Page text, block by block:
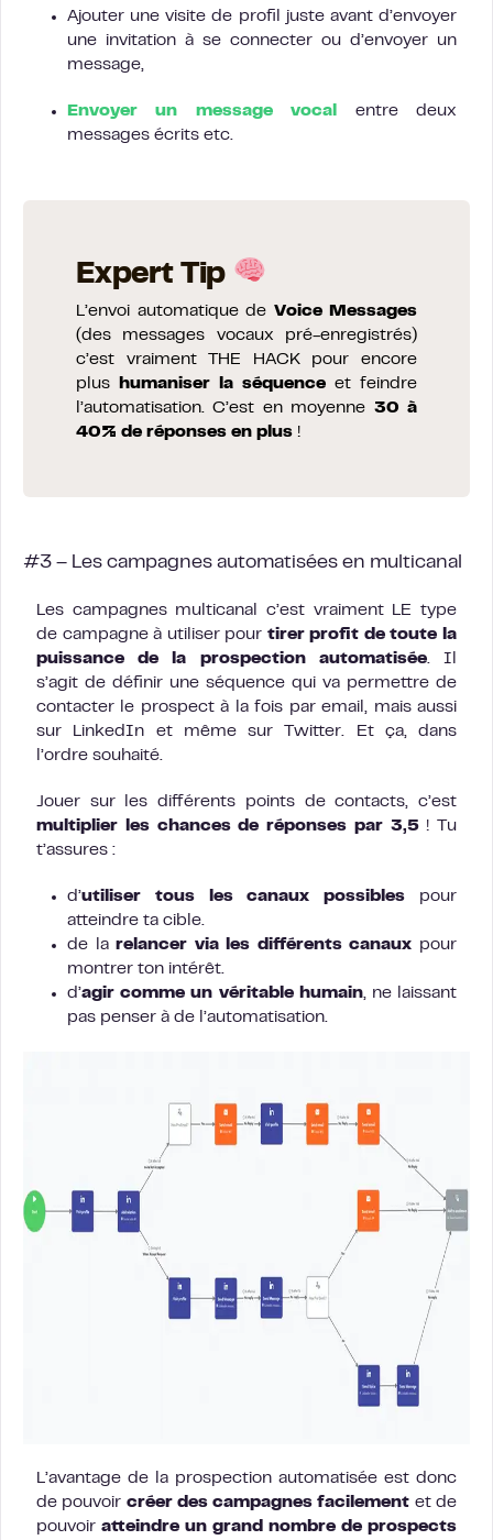
Ajouter une visite de profil juste avant d’envoyer
une invitation à se connecter ou d’envoyer un
message,
Envoyer un message vocal
entre deux
messages écrits etc.
Expert Tip
L’envoi automatique de Voice Messages
(des messages vocaux pré-enregistrés)
c’est vraiment THE HACK pour encore
plus
humaniser la séquence et feindre
l’automatisation. C’est en moyenne 30 à
40% de réponses en plus !
#3 – Les campagnes automatisées en multicanal
Les campagnes multicanal c’est vraiment LE type
de campagne à utiliser pour tirer profit de toute la
puissance de la prospection automatisée. Il
s’agit de définir une séquence qui va permettre de
contacter le prospect à la fois par email, mais aussi
sur LinkedIn et même sur Twitter. Et ça, dans
l’ordre souhaité.
Jouer sur les différents points de contacts, c’est
multiplier les chances de réponses par 3,5! Tu
t’assures :
d’utiliser tous les canaux possibles pour
atteindre ta cible.
de larelancer via les différents canaux pour
montrer ton intérêt.
d’agir comme un véritable humain, ne laissant
pas penser à de l’automatisation.
L’avantage de la prospection automatisée est donc
de pouvoir créer des campagnes facilement et de
pouvoir atteindre un grand nombre de prospects